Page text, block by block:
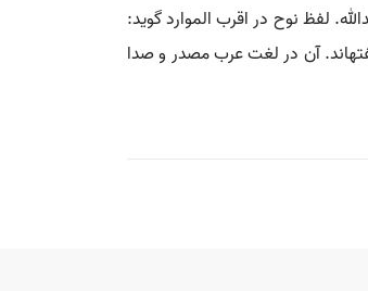
لفظ نوح در اقرب الموارد گوید:
آن در لغت عرب مصدر و صدا